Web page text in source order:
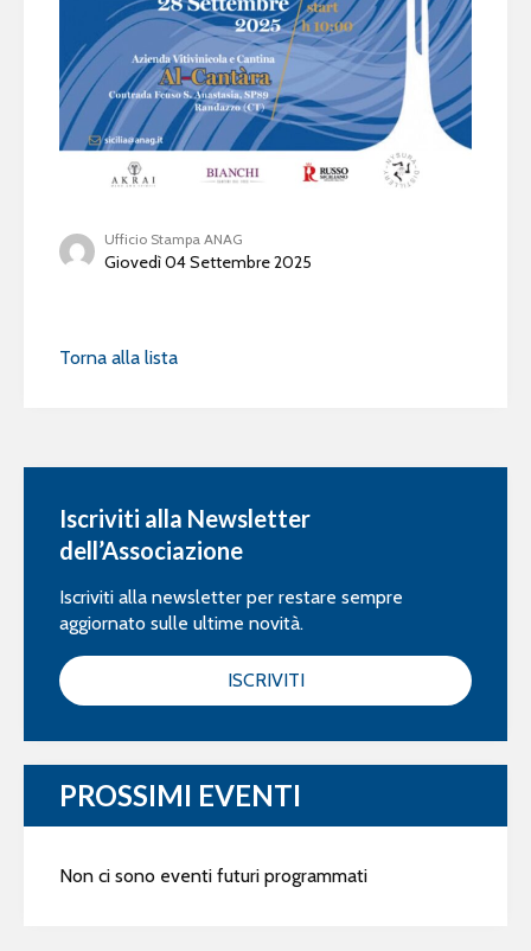
Ufficio Stampa ANAG
Giovedì 04 Settembre 2025
Torna alla lista
Iscriviti alla Newsletter
dell’Associazione
Iscriviti alla newsletter per restare sempre
aggiornato sulle ultime novità.
ISCRIVITI
PROSSIMI EVENTI
Non ci sono eventi futuri programmati